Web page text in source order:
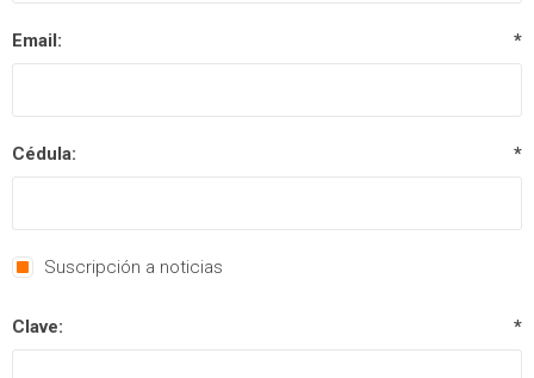
Email: *
Cédula: *
Suscripción a noticias
Clave: *